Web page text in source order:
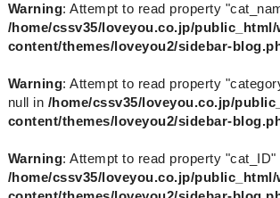
Warning: Attempt to read property
/home/cssv35/loveyou.co.jp/
content/themes/loveyou2/sidebar-
Warning: Attempt to read property
null in /home/cssv35/loveyou.co.jp/
content/themes/loveyou2/sidebar-
Warning: Attempt to read property "cat_ID"
/home/cssv35/loveyou.co.jp/